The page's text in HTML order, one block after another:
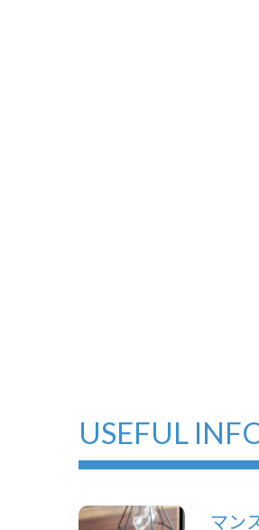
USEFUL
マン